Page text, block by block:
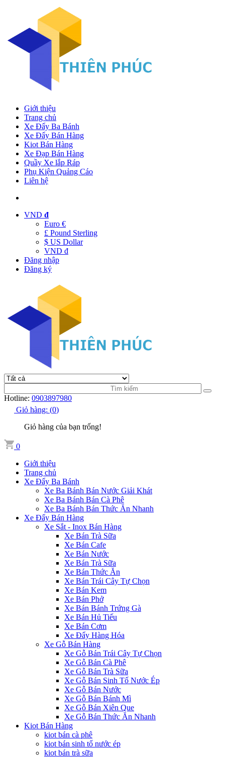
Giới thiệu
Trang chủ
Xe Đẩy Ba Bánh
Xe Đẩy Bán Hàng
Kiot Bán Hàng
Xe Đạp Bán Hàng
Quầy Xe lắp Ráp
Phụ Kiện Quảng Cáo
Liên hệ
VND đ
Euro €
£ Pound Sterling
$ US Dollar
VND đ
Đăng nhập
Đăng ký
Hotline: 0903897980
Giỏ hàng: (0)
Giỏ hàng của bạn trống!
0
Giới thiệu
Trang chủ
Xe Đẩy Ba Bánh
Xe Ba Bánh Bán Nước Giải Khát
Xe Ba Bánh Bán Cà Phê
Xe Ba Bánh Bán Thức Ăn Nhanh
Xe Đẩy Bán Hàng
Xe Sắt - Inox Bán Hàng
Xe Bán Trà Sữa
Xe Bán Cafe
Xe Bán Nước
Xe Bán Trà Sữa
Xe Bán Thức Ăn
Xe Bán Trái Cây Tự Chọn
Xe Bán Kem
Xe Bán Phở
Xe Bán Bánh Trứng Gà
Xe Bán Hủ Tiếu
Xe Bán Cơm
Xe Đẩy Hàng Hóa
Xe Gỗ Bán Hàng
Xe Gỗ Bán Trái Cây Tự Chọn
Xe Gỗ Bán Cà Phê
Xe Gỗ Bán Trà Sữa
Xe Gỗ Bán Sinh Tố Nước Ép
Xe Gỗ Bán Nước
Xe Gỗ Bán Bánh Mì
Xe Gỗ Bán Xiên Que
Xe Gỗ Bán Thức Ăn Nhanh
Kiot Bán Hàng
kiot bán cà phê
kiot bán sinh tố nước ép
kiot bán trà sữa